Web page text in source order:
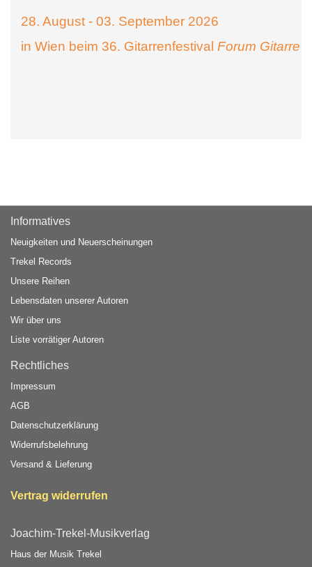
28. August - 03. September 2026
in Wien beim 36. Gitarrenfestival Forum Gitarre
Informatives
Neuigkeiten und Neuerscheinungen
Trekel Records
Unsere Reihen
Lebensdaten unserer Autoren
Wir über uns
Liste vorrätiger Autoren
Rechtliches
Impressum
AGB
Datenschutzerklärung
Widerrufsbelehrung
Versand & Lieferung
Vertrag widerrufen
Joachim-Trekel-Musikverlag
Haus der Musik Trekel